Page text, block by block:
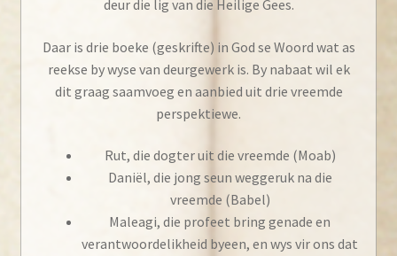
deur die lig van die Heilige Gees.
Daar is drie boeke (geskrifte) in God se Woord wat as
reekse by wyse van deurgewerk is. By nabaat wil ek
dit graag saamvoeg en aanbied uit drie vreemde
perspektiewe.
Rut, die dogter uit die vreemde (Moab)
Daniël, die jong seun weggeruk na die
vreemde (Babel)
Maleagi, die profeet bring genade en
verantwoordelikheid byeen, en wys vir ons dat